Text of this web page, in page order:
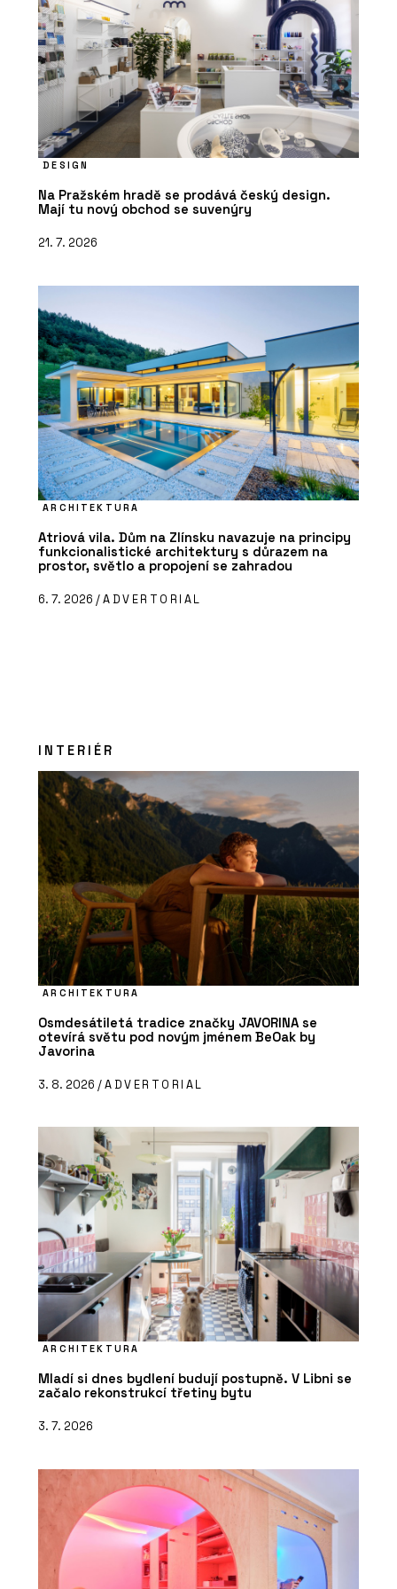
DESIGN
Na Pražském hradě se prodává český design.
Mají tu nový obchod se suvenýry
21. 7. 2026
ARCHITEKTURA
Atriová vila. Dům na Zlínsku navazuje na principy
funkcionalistické architektury s důrazem na
prostor, světlo a propojení se zahradou
6. 7. 2026 /ADVERTORIAL
INTERIÉR
ARCHITEKTURA
Osmdesátiletá tradice značky JAVORINA se
otevírá světu pod novým jménem BeOak by
Javorina
3. 8. 2026 /ADVERTORIAL
ARCHITEKTURA
Mladí si dnes bydlení budují postupně. V Libni se
začalo rekonstrukcí třetiny bytu
3. 7. 2026